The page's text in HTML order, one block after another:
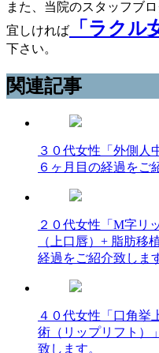
また、当院のスタッフブ
宜しければ
「ラクル
下さい。
関連記事
３０代女性「外側人
６ヶ月目の経過をご
２０代女性「M字リ
（上口唇）+ 脂肪移
経過をご紹介致しま
４０代女性「口角挙
術（リップリフト）
致します。